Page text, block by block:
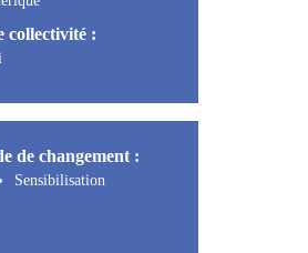
collectivité :
de changement :
Sensibilisation